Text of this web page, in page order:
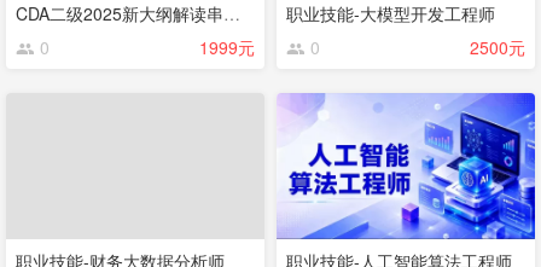
CDA二级2025新大纲解读串讲（仅限考纲）
0
1999元
职业技能-大模型开发工程师
0
2500元
职业技能-财务大数据分析师
职业技能-人工智能算法工程师